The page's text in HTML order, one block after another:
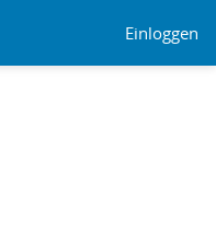
Einloggen